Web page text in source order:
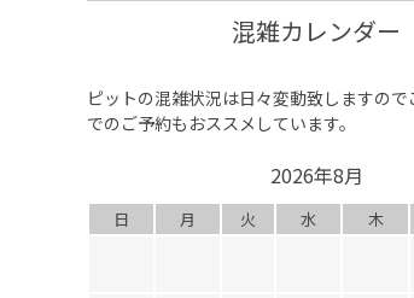
混雑カレンダー
ピットの混雑状況は日々変動致しますので
でのご予約もおススメしています。
2026年8月
日 月 火 水 木